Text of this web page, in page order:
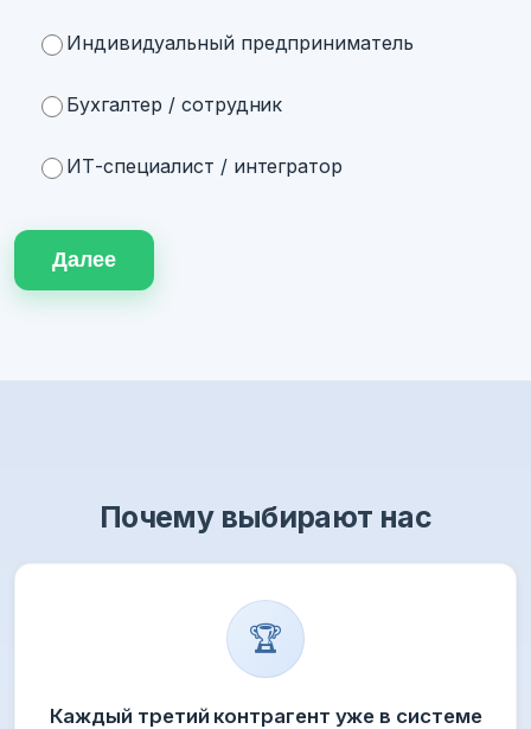
Индивидуальный предприниматель
Бухгалтер / сотрудник
ИТ-специалист / интегратор
Далее
Почему выбирают нас
🏆
Каждый третий контрагент уже в системе